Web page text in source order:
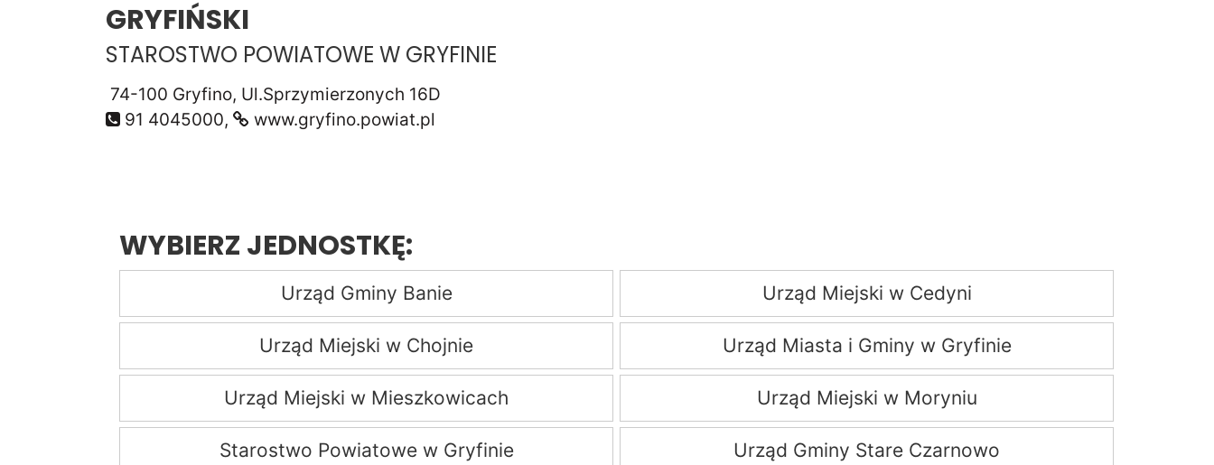
GRYFIŃSKI
STAROSTWO POWIATOWE W GRYFINIE
74-100 Gryfino, Ul.Sprzymierzonych 16D
91 4045000,
www.gryfino.powiat.pl
WYBIERZ JEDNOSTKĘ:
Urząd Gminy Banie Urząd Miejski w Cedyni
Urząd Miejski w Chojnie Urząd Miasta i Gminy w Gryfinie
Urząd Miejski w Mieszkowicach Urząd Miejski w Moryniu
Starostwo Powiatowe w Gryfinie Urząd Gminy Stare Czarnowo